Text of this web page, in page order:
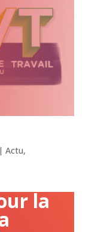
Actu,
la